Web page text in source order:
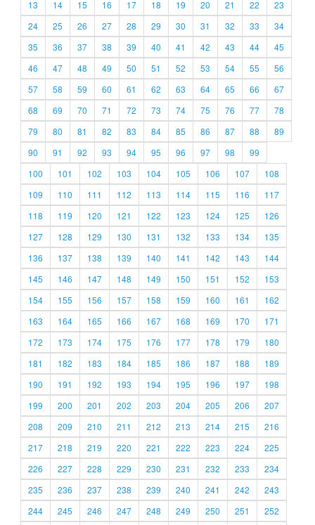
13
14 15 16 17 18 19 20 21 22
23
24
25 26 27 28 29 30 31 32 33
34
35
36 37 38 39 40 41 42 43 44
45
46
47 48 49 50 51 52 53 54 55
56
57
58 59 60 61 62 63 64 65 66
67
68
69 70 71 72 73 74 75 76 77
78
79
80 81 82 83 84 85 86 87 88
89
90
91 92 93 94 95 96 97 98
99
100
101 102 103 104 105 106 107
108
109
110 111 112 113 114 115 116
117
118
119 120 121 122 123 124 125
126
127
128 129 130 131 132 133 134
135
136
137 138 139 140 141 142 143
144
145
146 147 148 149 150 151 152
153
154
155 156 157 158 159 160 161
162
163
164 165 166 167 168 169 170
171
172
173 174 175 176 177 178 179
180
181
182 183 184 185 186 187 188
189
190
191 192 193 194 195 196 197
198
199
200 201 202 203 204 205 206
207
208
209 210 211 212 213 214 215
216
217
218 219 220 221 222 223 224
225
226
227 228 229 230 231 232 233
234
235
236 237 238 239 240 241 242
243
244
245 246 247 248 249 250 251 252